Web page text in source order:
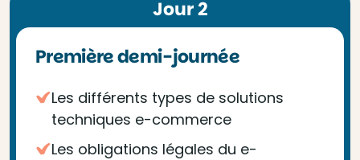
Jour 2
Première demi-journée
Les différents types de solutions
techniques e-commerce
Les obligations légales du e-